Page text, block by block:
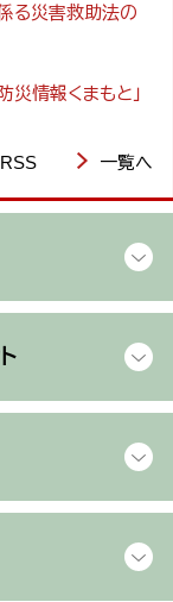
る災害救助法の
災情報くまもと」
RSS 一覧へ